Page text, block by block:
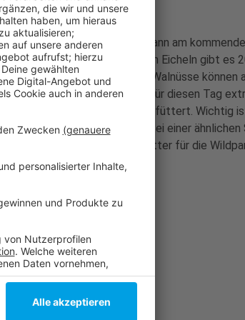
hat oder das noch vorhat, kann am
kommen. Pro Kilogram Eicheln gibt es
10 Cent. Auch Hasel- und Walnüsse können
des Wildparks richten für diesen Tag
Waldfrüchte an die Tiere verfüttert. Wichtig
sind dafür ungeeignet. Bei einer ähnlichen
einmal 6.000 Kilogram Futter für die